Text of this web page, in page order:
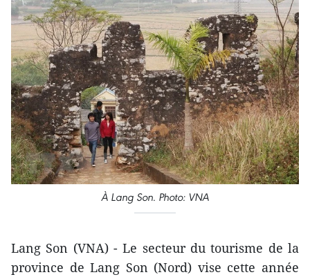
À Lang Son. Photo: VNA
Lang Son (VNA) - Le secteur du tourisme de la
province de Lang Son (Nord) vise cette année